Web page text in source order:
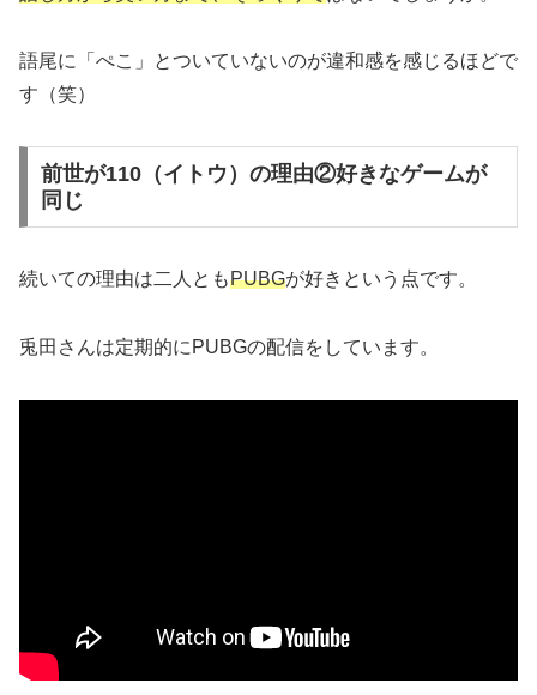
語尾に「ぺこ」とついていないのが違和感を感じるほどで
す（笑）
前世が110（イトウ）の理由②好きなゲームが
同じ
続いての理由は二人ともPUBGが好きという点です。
兎田さんは定期的にPUBGの配信をしています。